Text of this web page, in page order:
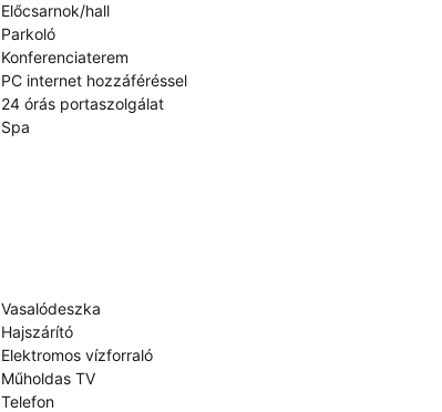
Előcsarnok/hall
Parkoló
Konferenciaterem
PC internet hozzáféréssel
24 órás portaszolgálat
Spa
Vasalódeszka
Hajszárító
Elektromos vízforraló
Műholdas TV
Telefon